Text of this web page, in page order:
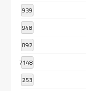
939
948
892
7148
253